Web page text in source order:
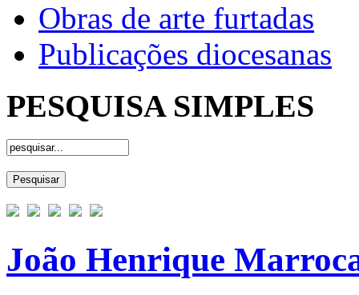
Obras de arte furtadas
Publicações diocesanas
PESQUISA SIMPLES
João Henrique